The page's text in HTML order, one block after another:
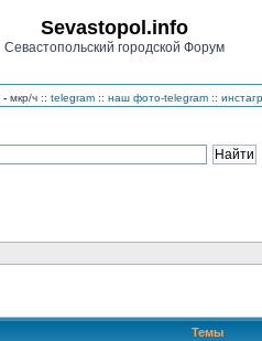
Sevastopol.info
Севастопольский городской Форум
- мкр/ч :: telegram :: наш фото-telegram ::
Темы